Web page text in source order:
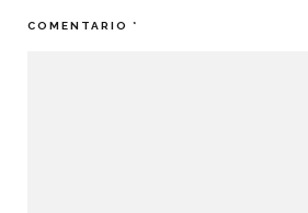
COMENTARIO *